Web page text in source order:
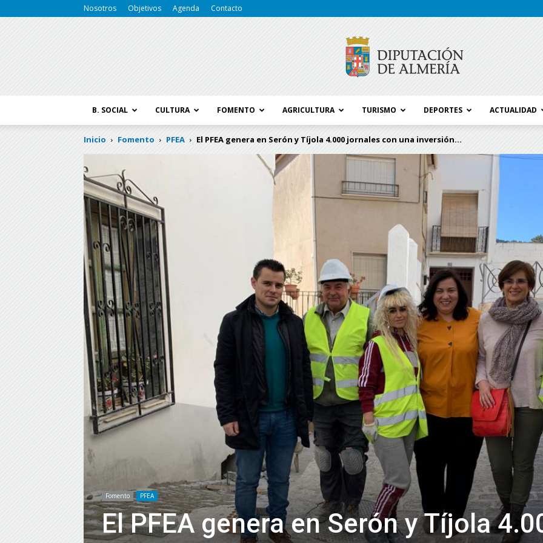
Nosotros Objetivos Agenda Contacto
Diputación
Almería
B. SOCIAL CULTURA FOMENTO AGRICULTURA TURISMO DEPORTES ACTUALIDAD
Inicio Fomento PFEA El PFEA genera en Serón y Tíjola 4.000 jornales con una inversión...
Fomento PFEA
El PFEA genera en Serón y Tíjola